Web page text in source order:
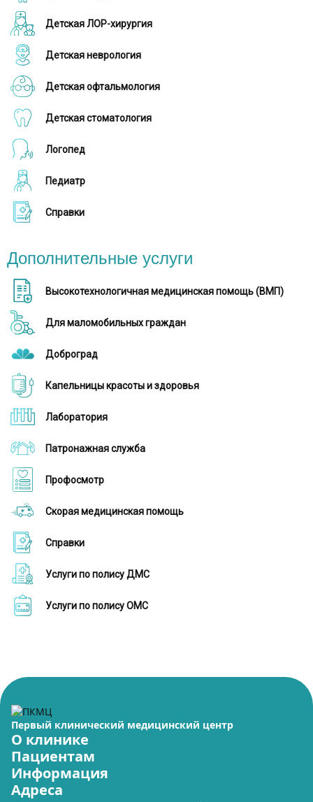
Детская ЛОР-хирургия
Детская неврология
Детская офтальмология
Детская стоматология
Логопед
Педиатр
Справки
Дополнительные услуги
Высокотехнологичная медицинская помощь (ВМП)
Для маломобильных граждан
Доброград
Капельницы красоты и здоровья
Лаборатория
Патронажная служба
Профосмотр
Скорая медицинская помощь
Справки
Услуги по полису ДМС
Услуги по полису ОМС
Первый клинический медицинский центр
О клинике
Пациентам
Информация
Адреса